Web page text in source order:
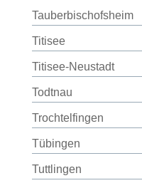
Tauberbischofsheim
Titisee
Titisee-Neustadt
Todtnau
Trochtelfingen
Tübingen
Tuttlingen